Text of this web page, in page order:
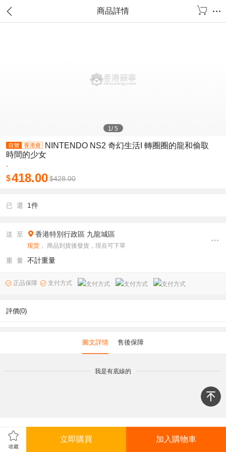
商品詳情
1/5
NINTENDO NS2 奇幻生活I 轉圈圈的龍和偷取
時間的少女
-
$418.00$428.00
已 選 1件
送 至 香港特別行政區 九龍城區
现货 ， 商品到貨後發貨，現在可下單
重 量 不計重量
正品保障 支付方式
評價(0)
圖文詳情 售後保障
我是有底線的
立即購買 加入購物車